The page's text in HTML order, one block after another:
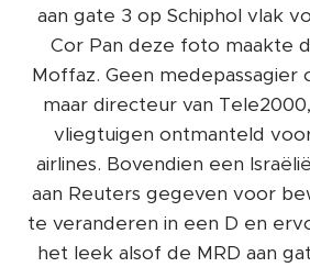
aan gate 3 op Schiphol vlak
Cor Pan deze foto maakte
Moffaz. Geen
maar directeur van
vliegtuigen ontmanteld voor
airlines. Bovendien een
aan Reuters gegeven voor
te veranderen in een D en
het leek alsof de MRD aan